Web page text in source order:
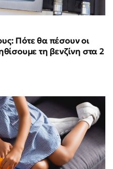
Πότε θα πέσουν οι
τη βενζίνη στα 2